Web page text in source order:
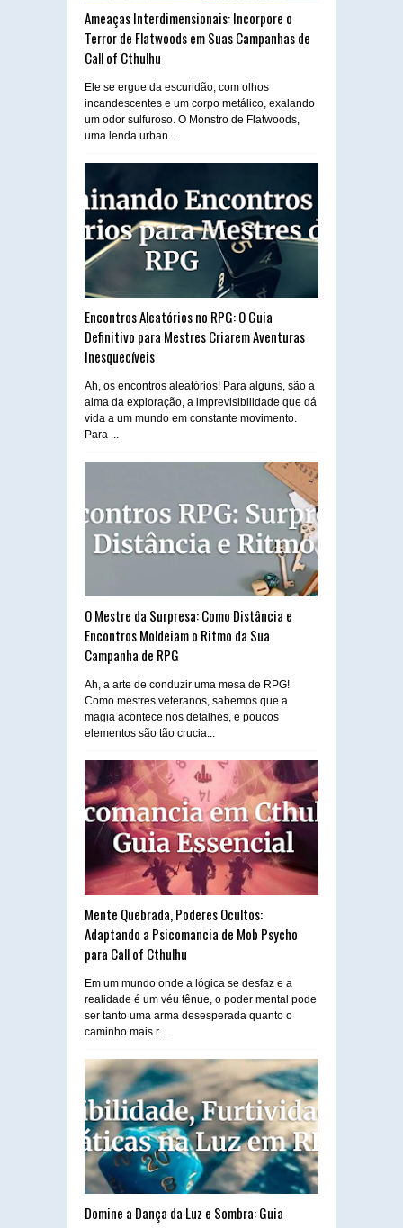
Ameaças Interdimensionais: Incorpore o
Terror de Flatwoods em Suas Campanhas de
Call of Cthulhu
Ele se ergue da escuridão, com olhos
incandescentes e um corpo metálico, exalando
um odor sulfuroso. O Monstro de Flatwoods,
uma lenda urban...
Encontros Aleatórios no RPG: O Guia
Definitivo para Mestres Criarem Aventuras
Inesquecíveis
Ah, os encontros aleatórios! Para alguns, são a
alma da exploração, a imprevisibilidade que dá
vida a um mundo em constante movimento.
Para ...
O Mestre da Surpresa: Como Distância e
Encontros Moldeiam o Ritmo da Sua
Campanha de RPG
Ah, a arte de conduzir uma mesa de RPG!
Como mestres veteranos, sabemos que a
magia acontece nos detalhes, e poucos
elementos são tão crucia...
Mente Quebrada, Poderes Ocultos:
Adaptando a Psicomancia de Mob Psycho
para Call of Cthulhu
Em um mundo onde a lógica se desfaz e a
realidade é um véu tênue, o poder mental pode
ser tanto uma arma desesperada quanto o
caminho mais r...
Domine a Dança da Luz e Sombra: Guia